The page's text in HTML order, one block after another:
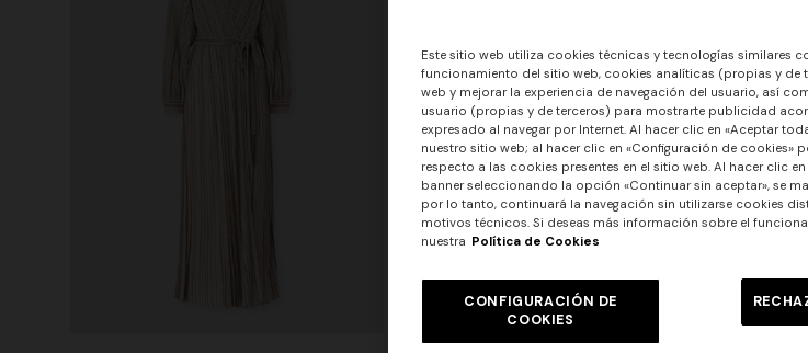
+ 2 colores
Este sitio web utiliza cookies técnicas y tecnologías similares
funcionamiento del sitio web, cookies analíticas (propias y de
web y mejorar la experiencia de navegación del usuario, así
usuario (propias y de terceros) para mostrarte publicidad
expresado al navegar por Internet. Al hacer clic en «Aceptar
nuestro sitio web; al hacer clic en «Configuración de cookies»
respecto a las cookies presentes en el sitio web. Al hacer clic
banner seleccionando la opción «Continuar sin aceptar», se
por lo tanto, continuará la navegación sin utilizarse cookies
motivos técnicos. Si deseas más información sobre el
nuestra Política de Cookies
CONFIGURACIÓN DE
COOKIES